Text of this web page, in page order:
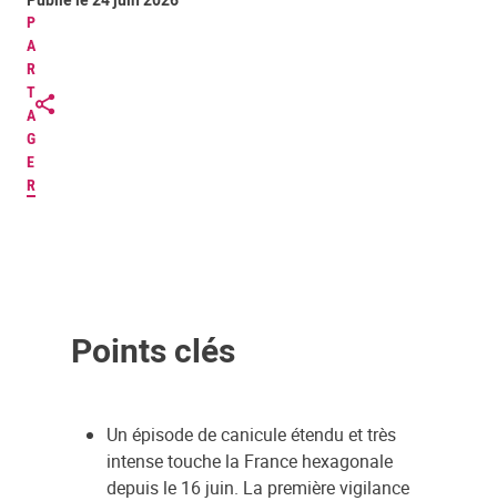
P
A
R
T
A
G
E
R
Points clés
Un épisode de canicule étendu et très
intense touche la France hexagonale
depuis le 16 juin. La première vigilance